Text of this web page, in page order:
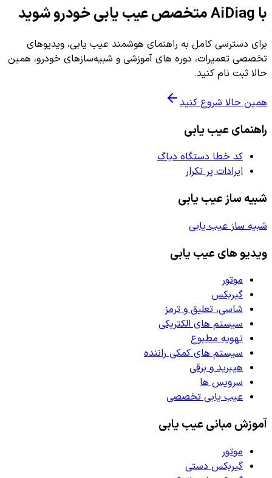
با AiDiag متخصص عیب یابی خودرو شوید
برای دسترسی کامل به راهنمای هوشمند عیب یابی، ویدیوهای
تخصصی تعمیرات، دوره های آموزشی و شبیه‌سازهای خودرو، همین
حالا ثبت نام کنید.
همین حالا شروع کنید
راهنمای عیب یابی
کد خطا دستگاه دیاگ
ایرادات پر تکرار
شبیه ساز عیب یابی
شبیه ساز عیب یابی
ویدیو های عیب یابی
موتور
گیربکس
شاسی، تعلیق و ترمز
سیستم های الکتریکی
تهویه مطبوع
سیستم های کمکی راننده
هیبرید و برقی
سرویس ها
عیب یابی تخصصی
آموزش مبانی عیب یابی
موتور
گیربکس دستی